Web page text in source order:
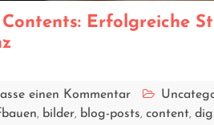
Erfolgreiche
einen Kommentar
, bilder, blog-posts, content,